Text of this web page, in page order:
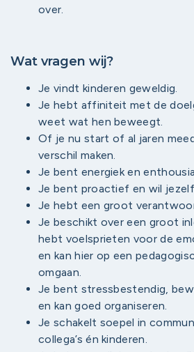
over.
Wat vragen wij?
Je vindt kinderen geweldig.
Je hebt affiniteit met de
weet wat hen beweegt.
Of je nu start of al jaren
verschil maken.
Je bent energiek en
Je bent proactief en wil
Je hebt een groot
Je beschikt over een groot
hebt voelsprieten voor de
en kan hier op een
omgaan.
Je bent stressbestendig,
en kan goed organiseren.
Je schakelt soepel in
collega’s én kinderen.